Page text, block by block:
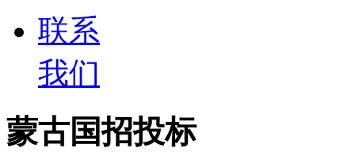
联系
我们
蒙古国招投标